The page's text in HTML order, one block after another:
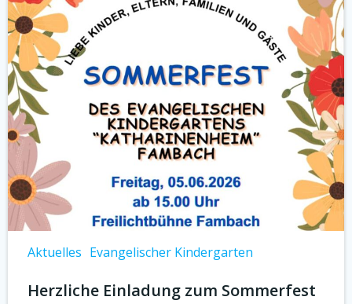
Aktuelles Evangelischer Kindergarten
Herzliche Einladung zum Sommerfest